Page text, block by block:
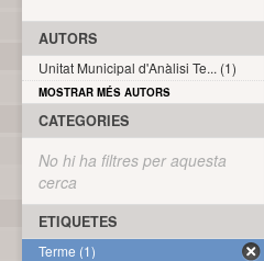
AUTORS
Unitat Municipal d'Anàlisi Te... (1)
MOSTRAR MÉS AUTORS
CATEGORIES
No hi ha filtres per aquesta
cerca
ETIQUETES
Terme (1)